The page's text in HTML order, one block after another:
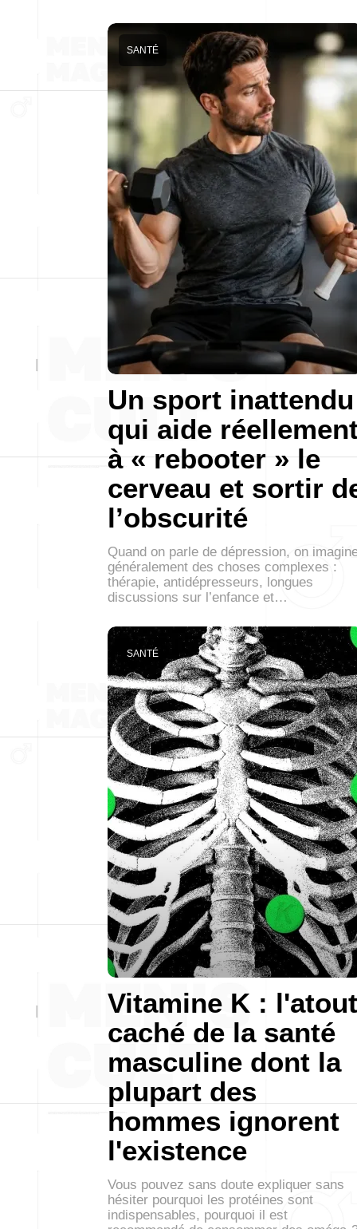
Un sport inattendu
qui aide
à « rebooter » le
cerveau et sortir
l’obscurité
SANTÉ
Quand on parle de dépression, on
généralement des choses complexes :
thérapie, antidépresseurs, longues
discussions sur l’enfance et…
Vitamine K : l'atout
caché de la santé
masculine dont la
plupart des
hommes ignorent
l'existence
SANTÉ
Vous pouvez sans doute expliquer sans
hésiter pourquoi les protéines sont
indispensables, pourquoi il est